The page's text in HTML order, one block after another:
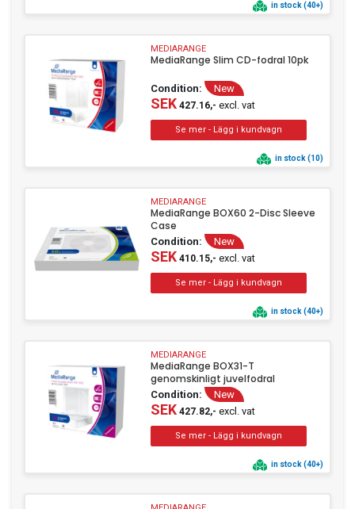
in stock (40+)
MEDIARANGE
MediaRange Slim CD-fodral 10pk
Condition: New
SEK427.16,- excl. vat
in stock (10)
MEDIARANGE
MediaRange BOX60 2-Disc Sleeve
Case
Condition: New
SEK410.15,- excl. vat
in stock (40+)
MEDIARANGE
MediaRange BOX31-T
genomskinligt juvelfodral
Condition: New
SEK427.82,- excl. vat
in stock (40+)